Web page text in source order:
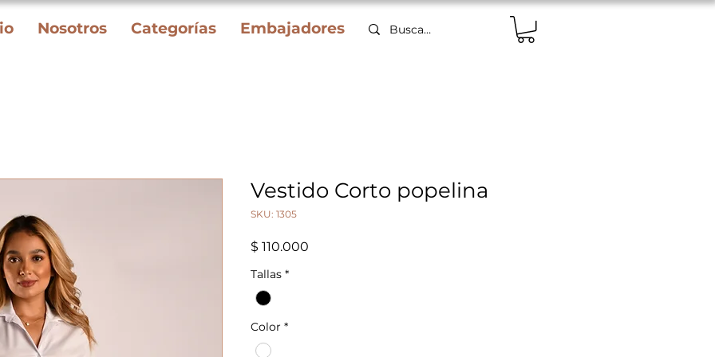
Nosotros Categorías Embajadores
Vestido Corto popelina
SKU: 1305
$ 110.000
Tallas *
Color *